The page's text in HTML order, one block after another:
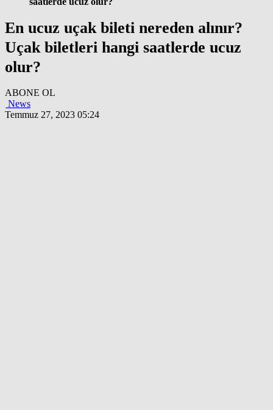
En ucuz uçak bileti nereden alınır?
Uçak biletleri hangi saatlerde ucuz
olur?
ABONE OL
News
Temmuz 27, 2023 05:24